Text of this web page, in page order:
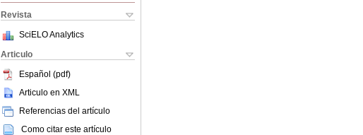
Revista
SciELO Analytics
Articulo
Español (pdf)
Articulo en XML
Referencias del artículo
Como citar este artículo